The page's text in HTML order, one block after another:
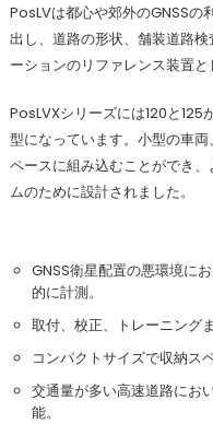
PosLVは都心や郊外のGNSSの
出し、道路の形状、舗装道路
ーションのリファレンス装置と
PosLVXシリーズには120と125
型になっています。小型の車
ペースに組み込むことができ
ムのために設計されました。
GNSS衛星配置の悪環境に
的に計測。
取付、校正、トレーニング
コンパクトサイズで収納ス
交通量が多い高速道路にお
能。